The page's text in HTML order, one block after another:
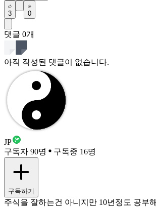
3 0
댓글 0개
아직 작성된 댓글이 없습니다.
JP
구독자 90명
구독중 16명
구독하기
주식을 잘하는건 아니지만 10년정도 공부